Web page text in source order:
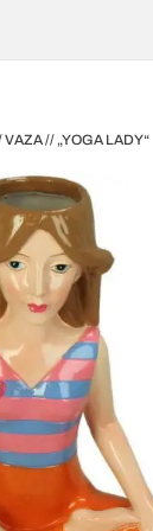
VAZA // „YOGA LADY“